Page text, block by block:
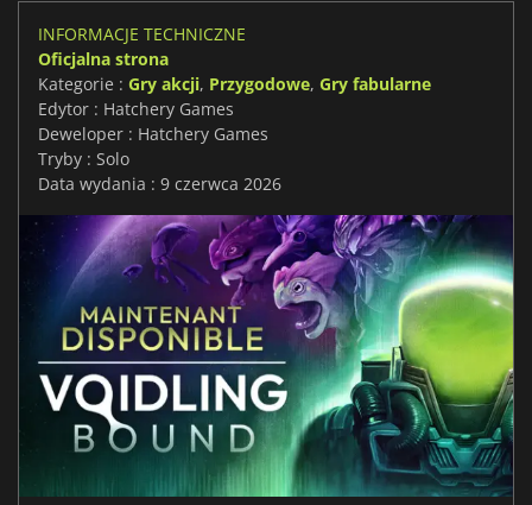
INFORMACJE TECHNICZNE
Oficjalna strona
Kategorie : Gry akcji, Przygodowe, Gry fabularne
Edytor : Hatchery Games
Deweloper : Hatchery Games
Tryby : Solo
Data wydania : 9 czerwca 2026